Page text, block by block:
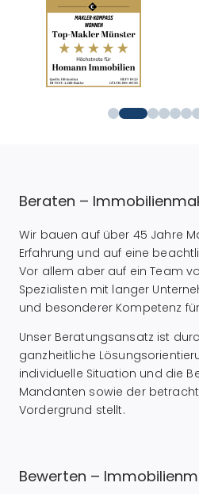
Beraten –
Wir bauen auf über 45 Jahre
Erfahrung und auf eine
Vor allem aber auf ein Team
Spezialisten mit langer
und besonderer Kompetenz
Unser Beratungsansatz ist
ganzheitliche
individuelle Situation und die
Mandanten sowie der
Vordergrund stellt.
Bewerten –